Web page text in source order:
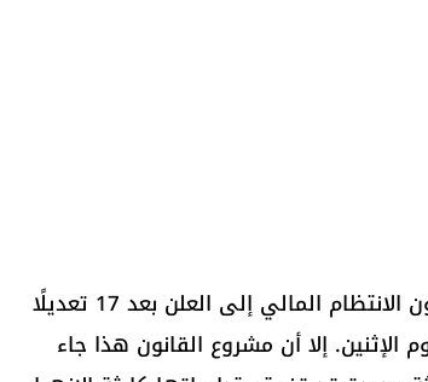
بعد ست سنوات على اندلاع الأزمة المالية في لبنان خرج قانون الانتظام المالي إلى العلن بعد 17 تعديلًا
إلا أن مشروع القانون هذا جاء